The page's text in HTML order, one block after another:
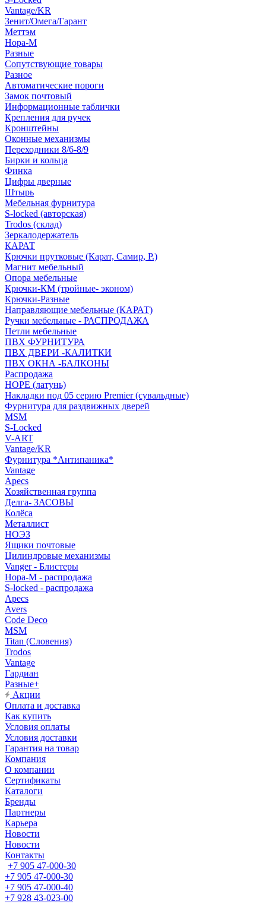
Vantage/KR
Зенит/Омега/Гарант
Меттэм
Нора-М
Разные
Сопутствующие товары
Разное
Автоматические пороги
Замок почтовый
Информационные таблички
Крепления для ручек
Кронштейны
Оконные механизмы
Переходники 8/6-8/9
Бирки и кольца
Финка
Цифры дверные
Штырь
Мебельная фурнитура
S-locked (авторская)
Trodos (склад)
Зеркалодержатель
КАРАТ
Крючки прутковые (Карат, Самир, Р.)
Магнит мебельный
Опора мебельные
Крючки-КМ (тройные- эконом)
Крючки-Разные
Направляющие мебельные (КАРАТ)
Ручки мебельные - РАСПРОДАЖА
Петли мебельные
ПВХ ФУРНИТУРА
ПВХ ДВЕРИ -КАЛИТКИ
ПВХ ОКНА -БАЛКОНЫ
Распродажа
HOPE (латунь)
Накладки под 05 серию Premier (сувальдные)
Фурнитура для раздвижных дверей
MSM
S-Locked
V-ART
Vantage/KR
Фурнитура *Антипаника*
Vantage
Apecs
Хозяйственная группа
Делга- ЗАСОВЫ
Колёса
Металлист
НОЭЗ
Ящики почтовые
Цилиндровые механизмы
Vanger - Блистеры
Нора-М - распродажа
S-locked - распродажа
Apecs
Avers
Code Deco
MSM
Titan (Словения)
Trodos
Vantage
Гардиан
Разные+
Акции
Оплата и доставка
Как купить
Условия оплаты
Условия доставки
Гарантия на товар
Компания
О компании
Сертификаты
Каталоги
Бренды
Партнеры
Карьера
Новости
Новости
Контакты
+7 905 47-000-30
+7 905 47-000-30
+7 905 47-000-40
+7 928 43-023-00